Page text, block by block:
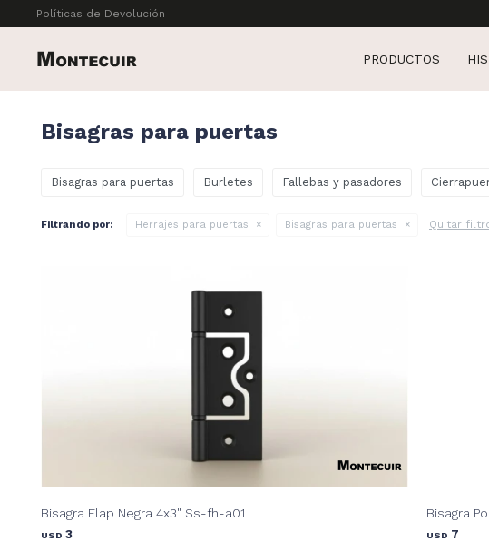
PRODUCTOS
Políticas de Devolución
Bisagras para puertas
Bisagras para puertas Burletes Fallebas y pasadores
Filtrando por: Herrajes para puertas Bisagras para puertas Quitar
Bisagra Flap Negra 4x3" Ss-fh-a01
USD 3
Bisagra
USD 7